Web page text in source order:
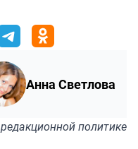
Анна Светлова
редакционной политике